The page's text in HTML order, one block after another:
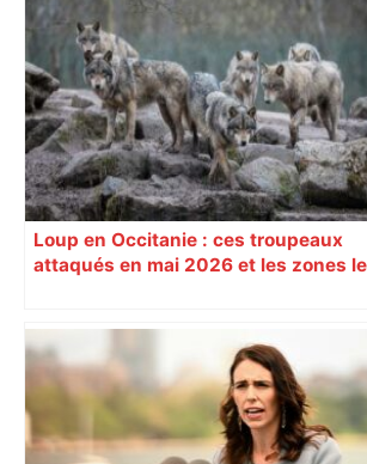
Loup en Occitanie : ces troupeaux
attaqués en mai 2026 et les zones